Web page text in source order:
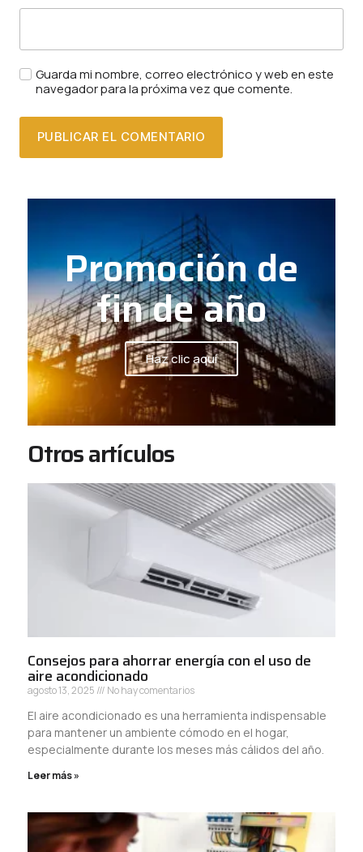
Guarda mi nombre, correo electrónico y web en este
navegador para la próxima vez que comente.
Promoción de
fin de año
Haz clic aquí
Otros artículos
Consejos para ahorrar energía con el uso de
aire acondicionado
agosto 13, 2025 No hay comentarios
El aire acondicionado es una herramienta indispensable
para mantener un ambiente cómodo en el hogar,
especialmente durante los meses más cálidos del año.
Leer más »